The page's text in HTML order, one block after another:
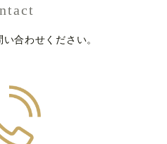
合わせください。